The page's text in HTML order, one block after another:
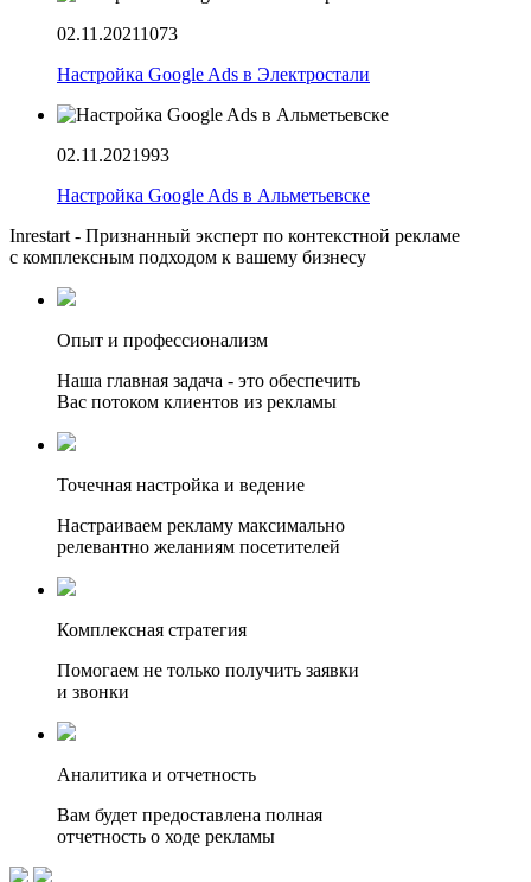
02.11.20211073
Настройка Google Ads в Электростали
02.11.2021993
Настройка Google Ads в Альметьевске
Inrestart - Признанный эксперт по контекстной рекламе
с комплексным подходом к вашему бизнесу
Опыт и профессионализм
Наша главная задача - это обеспечить
Вас потоком клиентов из рекламы
Точечная настройка и ведение
Настраиваем рекламу максимально
релевантно желаниям посетителей
Комплексная стратегия
Помогаем не только получить заявки
и звонки
Аналитика и отчетность
Вам будет предоставлена полная
отчетность о ходе рекламы